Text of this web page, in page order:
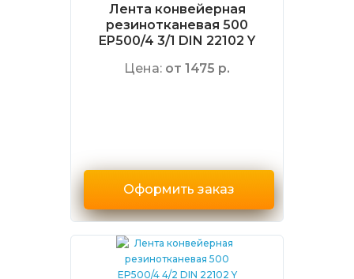
Лента конвейерная
резинотканевая 500
EP500/4 3/1 DIN 22102 Y
Цена: от 1475 р.
Оформить заказ